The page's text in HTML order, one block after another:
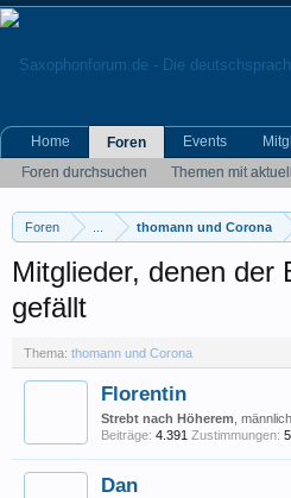
Foren thomann und Corona
Mitglieder, denen der
gefällt
Thema: thomann und Corona
Florentin
Strebt nach Höherem , männlich,
Beiträge: 4.391 Zustimmungen:
Dan
Home
Foren
Foren durchsuchen
Themen mit
Events